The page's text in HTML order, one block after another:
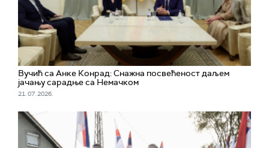
Вучић са Анке Конрад: Снажна посвећеност даљем
јачању сарадње са Немачком
21. 07. 2026.